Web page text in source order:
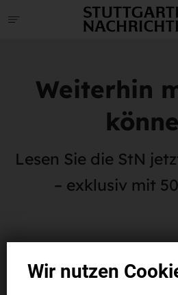
Weiterhin
Lesen Sie die StN
– exklusiv mit
Wir nutzen